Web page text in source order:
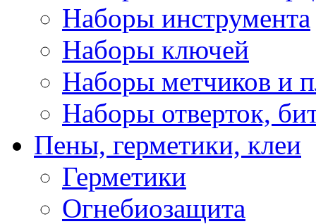
Наборы инструмента
Наборы ключей
Наборы метчиков и
Наборы отверток,
Пены, герметики, клеи
Герметики
Огнебиозащита